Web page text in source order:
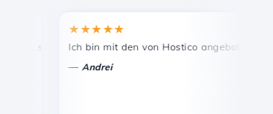
schnelle und effiziente technische Unterstützung.
★★★★★
Ich bin mit den von Hostico angebotenen
Andrei